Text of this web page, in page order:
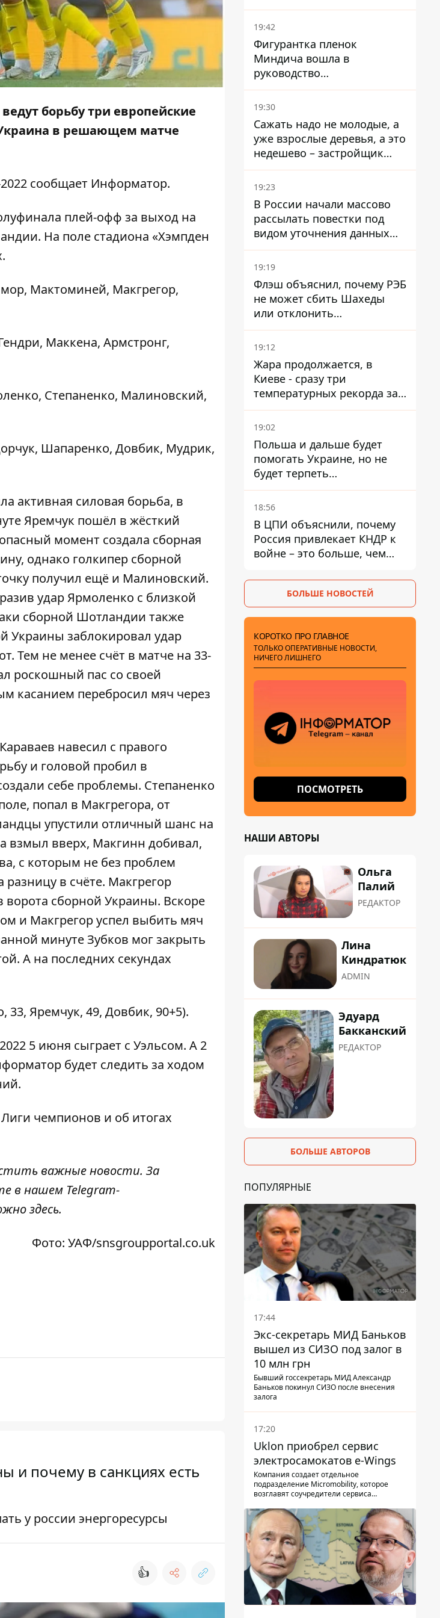
борьбу три европейские
в решающем матче
сообщает Информатор.
плей-офф за выход на
На поле стадиона «Хэмпден
Мактоминей, Макгрегор,
Маккена, Армстронг,
Степаненко, Малиновский,
Шапаренко, Довбик, Мудрик,
активная силовая борьба, в
Яремчук пошёл в жёсткий
момент создала сборная
однако голкипер сборной
получил ещё и Малиновский.
удар Ярмоленко с близкой
сборной Шотландии также
Украины заблокировал удар
Тем не менее счёт в матче на 33-
роскошный пас со своей
касанием перебросил мяч через
навесил с правого
и головой пробил в
себе проблемы. Степаненко
попал в Макгрегора, от
упустили отличный шанс на
взмыл вверх, Макгинн добивал,
с которым не без проблем
в счёте. Макгрегор
сборной Украины. Вскоре
и Макгрегор успел выбить мяч
минуте Зубков мог закрыть
А на последних секундах
Яремчук, 49, Довбик, 90+5).
5 июня сыграет с Уэльсом. А 2
будет следить за ходом
чемпионов и об итогах
важные новости. За
в нашем Telegram-
здесь.
Фото: УАФ/snsgroupportal.co.uk
и почему в санкциях есть
у россии энергоресурсы
👍
19:42
Фигурантка пленок
Миндича вошла в
руководство
стратегического
госпредприятия - работала
заместителем Галущенко
19:30
Сажать надо не молодые, а
уже взрослые деревья, а это
недешево – застройщик
Никонов
19:23
В России начали массово
рассылать повестки под
видом уточнения данных
для набора контрактников
19:19
Флэш объяснил, почему РЭБ
не может сбить Шахеды
или отклонить
баллистические ракеты
19:12
Жара продолжается, в
Киеве - сразу три
температурных рекорда за
день
19:02
Польша и дальше будет
помогать Украине, но не
будет терпеть
"бандеровскую символику" -
Навроцкий
18:56
В ЦПИ объяснили, почему
Россия привлекает КНДР к
войне – это больше, чем
БОЛЬШЕ НОВОСТЕЙ
КОРОТКО ПРО ГЛАВНОЕ
ТОЛЬКО ОПЕРАТИВНЫЕ НОВОСТИ,
НИЧЕГО ЛИШНЕГО
ПОСМОТРЕТЬ
НАШИ АВТОРЫ
Ольга
Палий
РЕДАКТОР
Лина
Киндратюк
ADMIN
Эдуард
Бакканский
РЕДАКТОР
БОЛЬШЕ АВТОРОВ
ПОПУЛЯРНЫЕ
17:44
Экс-секретарь МИД Баньков
вышел из СИЗО под залог в
10 млн грн
Бывший госсекретарь МИД Александр
Баньков покинул СИЗО после внесения
залога
17:20
Uklon приобрел сервис
электросамокатов e-Wings
Компания создает отдельное
подразделение Micromobility, которое
возглавят соучредители сервиса